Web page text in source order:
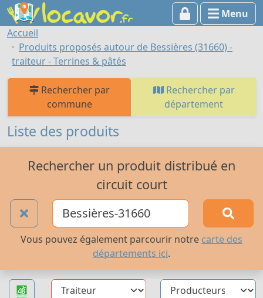
Menu
Accueil
Produits proposés autour de Bessières (31660) -
traiteur - Terrines & pâtés
Rechercher par
commune
Rechercher par
département
Liste des produits
Rechercher un produit distribué en
circuit court
Vous pouvez également parcourir notre carte des
départements ici.